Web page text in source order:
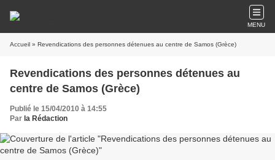
MENU
Accueil » Revendications des personnes détenues au centre de Samos (Grèce)
Revendications des personnes détenues au
centre de Samos (Grèce)
Publié le 15/04/2010 à 14:55
Par la Rédaction